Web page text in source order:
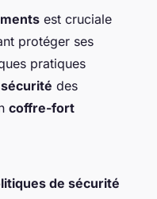
est cruciale
protéger ses
pratiques
sécurité des
coffre-fort
de sécurité